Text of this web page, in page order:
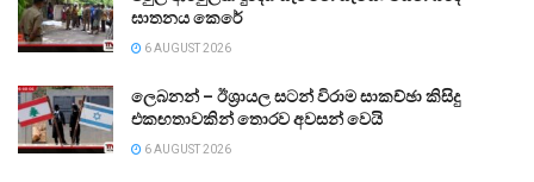
ඝාතනය කෙරේ
6 AUGUST 2026
ලෙබනන් – ඊශ්‍රායල සටන් විරාම සාකච්ඡා කිසිදු
එකඟතාවකින් තොරව අවසන් වෙයි
6 AUGUST 2026